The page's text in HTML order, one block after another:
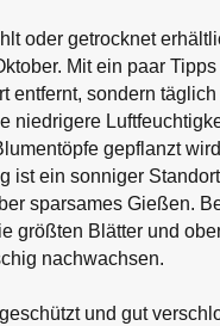
oder getrocknet
Mit ein paar
entfernt, sondern
niedrigere
gepflanzt
ist ein sonniger
sparsames Gießen.
größten Blätter und
nachwachsen.
und gut